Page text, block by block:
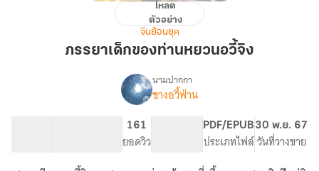
ภรรยา
ของ
โหลด
ตัวอย่าง
จีนย้อนยุค
ภรรยาเด็กของท่านหยวนอวี้จิง
เรื่อง
หยวน
นามปากกา
ชางอวี้ฟ่าน
161
ยอดวิว
PDF/EPUB
ประเภทไฟล์
30 พ.ย. 67
วันที่วางขาย